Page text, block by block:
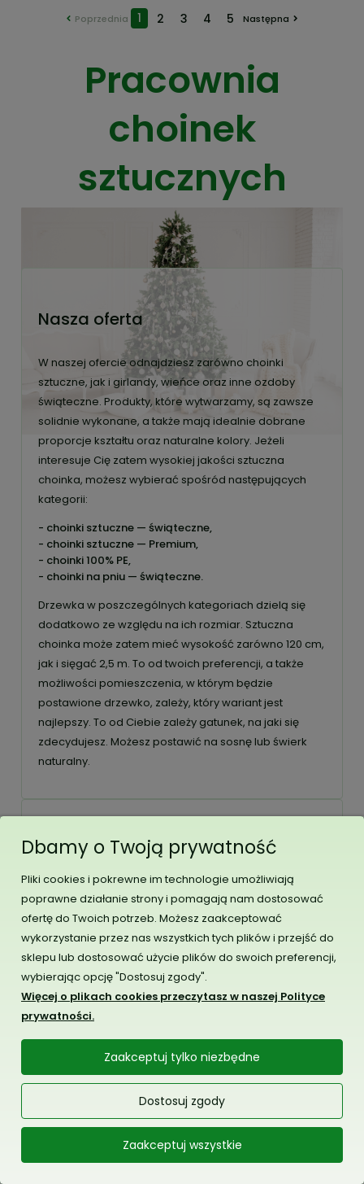
1 2 3 4 5
Pracownia
choinek
sztucznych
Nasza oferta
W naszej ofercie odnajdziesz zarówno choinki
sztuczne, jak i girlandy, wieńce oraz inne ozdoby
świąteczne. Produkty, które wytwarzamy, są zawsze
solidnie wykonane, a także mają idealnie dobrane
proporcje kształtu oraz naturalne kolory. Jeżeli
interesuje Cię zatem wysokiej jakości sztuczna
choinka, możesz wybierać spośród następujących
kategorii:
- choinki sztuczne — świąteczne,
- choinki sztuczne — Premium,
- choinki 100% PE,
- choinki na pniu — świąteczne.
Drzewka w poszczególnych kategoriach dzielą się
dodatkowo ze względu na ich rozmiar. Sztuczna
choinka może zatem mieć wysokość zarówno 120 cm,
jak i sięgać 2,5 m. To od twoich preferencji, a także
możliwości pomieszczenia, w którym będzie
postawione drzewko, zależy, który wariant jest
najlepszy. To od Ciebie zależy gatunek, na jaki się
zdecydujesz. Możesz postawić na sosnę lub świerk
naturalny.
Dlaczego warto kupować sztuczne
choinki? Sklep centrumchoinek.pl
Podstawowym argumentem, który może nakłonić Cię
do wyboru sztucznych choinek, a nie naturalnych
drzew jest wygoda pielęgnacji. Produkty dostępne w
naszym sklepie internetowym nie gubią igieł i nie są
również oblepione żywicą. Po drugie, są one znacznie
bezpieczniejsze zarówno dla dzieci, jak i zwierząt.
służą jako choinki naturalne, mają ostre igły. Na uwagę
zasługuje także bardzo wysoki poziom odporności
drzewek sztucznych. W związku z tym po zakupie nie
musisz go ponawiać przez co najmniej kilka
najbliższych lat. Decydując się na sztuczne drzewka,
nie przyczynisz się także do wycinki lasów. Wiele osób
Dbamy o Twoją prywatność
Pliki cookies i pokrewne im technologie umożliwiają
poprawne działanie strony i pomagają nam dostosować
ofertę do Twoich potrzeb. Możesz zaakceptować
wykorzystanie przez nas wszystkich tych plików i przejść do
sklepu lub dostosować użycie plików do swoich preferencji,
wybierając opcję "Dostosuj zgody".
Więcej o plikach cookies przeczytasz w naszej Polityce
prywatności.
Zaakceptuj tylko niezbędne
Dostosuj zgody
Zaakceptuj wszystkie